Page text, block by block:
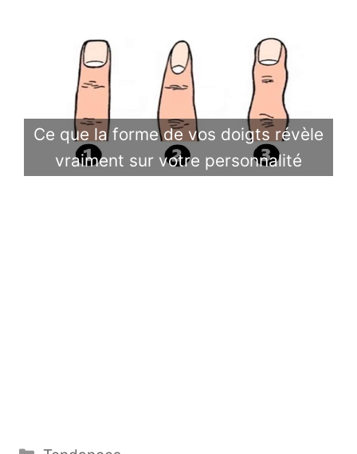
Ce que la forme de vos doigts révèle
vraiment sur votre personnalité